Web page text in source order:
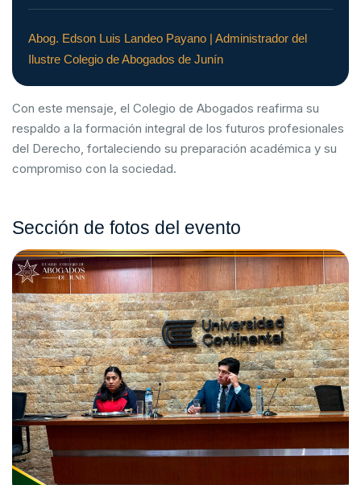
Abog. Edson Luis Landeo Payano | Administrador del
Ilustre Colegio de Abogados de Junín
Con este mensaje, el Colegio de Abogados reafirma su
respaldo a la formación integral de los futuros profesionales
del Derecho, fortaleciendo su preparación académica y su
compromiso con la sociedad.
Sección de fotos del evento